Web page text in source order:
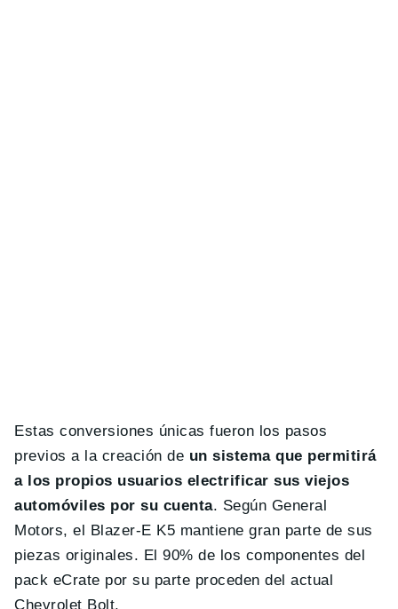
Estas conversiones únicas fueron los pasos
previos a la creación de un sistema que permitirá
a los propios usuarios electrificar sus viejos
automóviles por su cuenta. Según General
Motors, el Blazer-E K5 mantiene gran parte de sus
piezas originales. El 90% de los componentes del
pack eCrate por su parte proceden del actual
Chevrolet Bolt.